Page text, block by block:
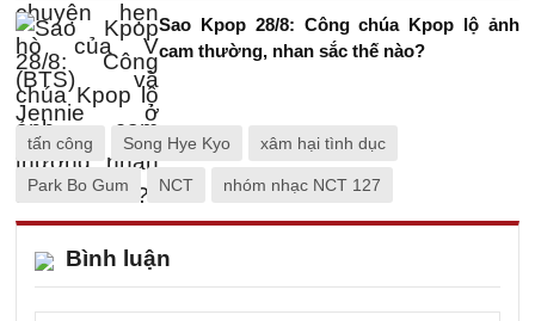
Sao Kpop 28/8: Công chúa Kpop lộ ảnh
cam thường, nhan sắc thế nào?
tấn công Song Hye Kyo xâm hại tình dục
Park Bo Gum NCT nhóm nhạc NCT 127
Bình luận